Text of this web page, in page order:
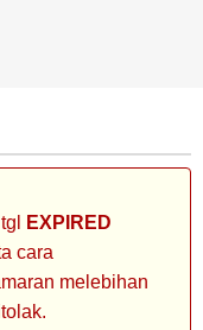
EXPIRED
cara
melebihan